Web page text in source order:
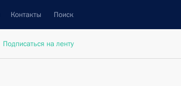
Контакты Поиск
Подписаться на ленту